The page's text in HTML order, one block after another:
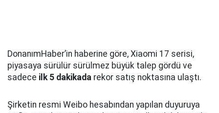
DonanımHaber’in haberine göre, Xiaomi 17 serisi,
piyasaya sürülür sürülmez büyük talep gördü ve
sadece ilk 5 dakikada rekor satış noktasına ulaştı.
Şirketin resmi Weibo hesabından yapılan duyuruya